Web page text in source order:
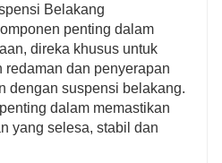
WG1642440382
kenderaan dengan ketara.
yang selamat,
seperti selekoh dan
Mudah: Penyerap
WG1642440382 direka
dengan pelbagai model
Belakang
penting dalam
direka khusus untuk
dan penyerapan
dengan suspensi belakang.
dalam memastikan
yang selesa, stabil dan